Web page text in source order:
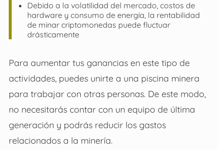
Debido a la volatilidad del mercado, costos de
hardware y consumo de energía, la rentabilidad
de minar criptomonedas puede fluctuar
drásticamente
Para aumentar tus ganancias en este tipo de
actividades, puedes unirte a una piscina minera
para trabajar con otras personas. De este modo,
no necesitarás contar con un equipo de última
generación y podrás reducir los gastos
relacionados a la minería.